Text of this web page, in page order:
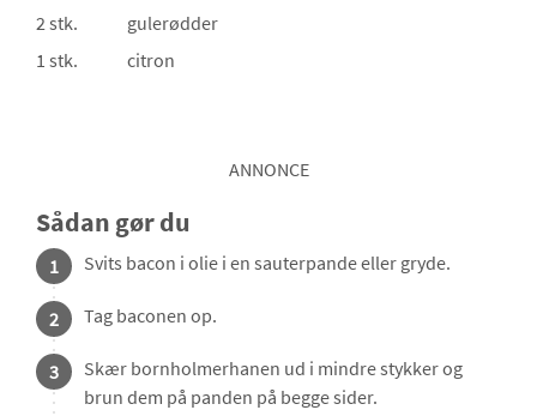
2 stk.
gulerødder
1 stk.
citron
ANNONCE
Sådan gør du
1 Svits bacon i olie i en sauterpande eller gryde.
2 Tag baconen op.
3
Skær bornholmerhanen ud i mindre stykker og
brun dem på panden på begge sider.